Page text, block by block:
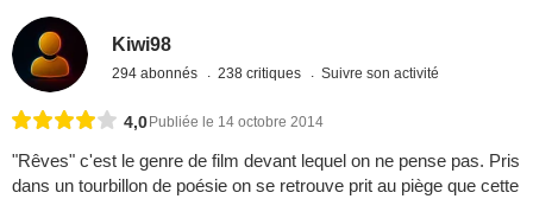
Kiwi98
294 abonnés 238 critiques Suivre son activité
4,0 Publiée le 14 octobre 2014
"Rêves" c'est le genre de film devant lequel on ne pense pas. Pris
dans un tourbillon de poésie on se retrouve prit au piège que cette